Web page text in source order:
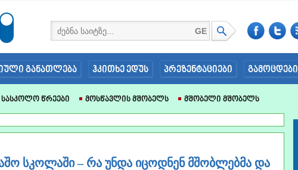
GE
განათლება ჰკითხე ედუს პრეზენტაციები გამოცდები
Სასკოლო Წრეები Მოსწავლის Მშობელს Მშობელი Მშობელს
სკოლაში – რა უნდა იცოდნენ მშობლებმა და